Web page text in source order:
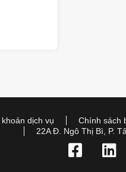
dịch vụ Chính sách
22A Đ. Ngô Thị Bì, P.